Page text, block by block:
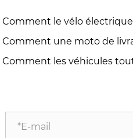
Comment le vélo
mondiale de la mobilité ?
Comment une moto de
transformer la logistique
Comment les véhicules